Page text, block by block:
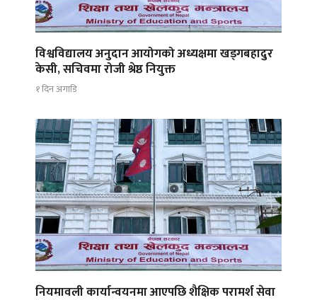
विश्वविद्यालय अनुदान आयोगको अध्यक्षमा खड्गबहादुर
केसी, सचिवमा रोजी श्रेष्ठ नियुक्त
१ दिन अगाडि
नियमावली कार्यान्वयनमा आएपछि शैक्षिक परामर्श सेवा